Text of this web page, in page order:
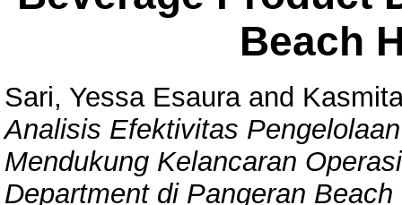
Beach
Sari, Yessa Esauraand
Analisis Efektivitas
Mendukung Kelancaran
Department di Pangeran